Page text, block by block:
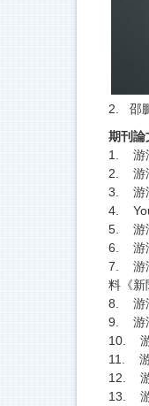
2. 邵
期刊論
1. 游
2. 游
3. 游
4.
5. 游
6. 游
7. 游
料《新
8. 游
9. 游
10. 游
11. 游
12. 游
13. 游